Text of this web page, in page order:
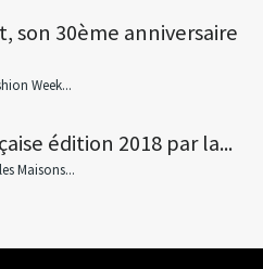
son 30ème anniversaire
Week...
édition 2018 par la...
Maisons...